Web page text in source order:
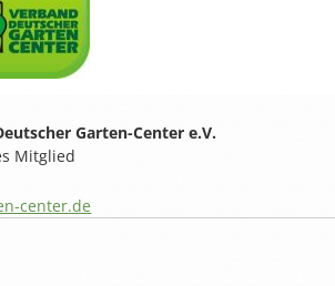
Garten-Center e.V.
Mitglied
center.de